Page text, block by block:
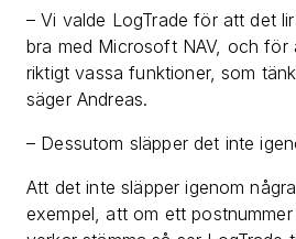
– Vi valde LogTrade för att det
bra med Microsoft NAV, och för
riktigt vassa funktioner, som
säger Andreas.
– Dessutom släpper det inte
Att det inte släpper igenom
exempel, att om ett